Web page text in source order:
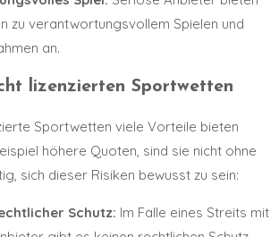
zu verantwortungsvollem Spielen und
an.
lizenzierten Sportwetten
Sportwetten viele Vorteile bieten
höhere Quoten, sind sie nicht ohne
sich dieser Risiken bewusst zu sein:
Schutz: Im Falle eines Streits mit